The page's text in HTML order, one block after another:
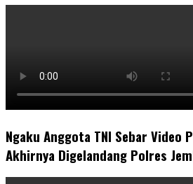
Ngaku Anggota TNI Sebar Video
Akhirnya Digelandang Polres